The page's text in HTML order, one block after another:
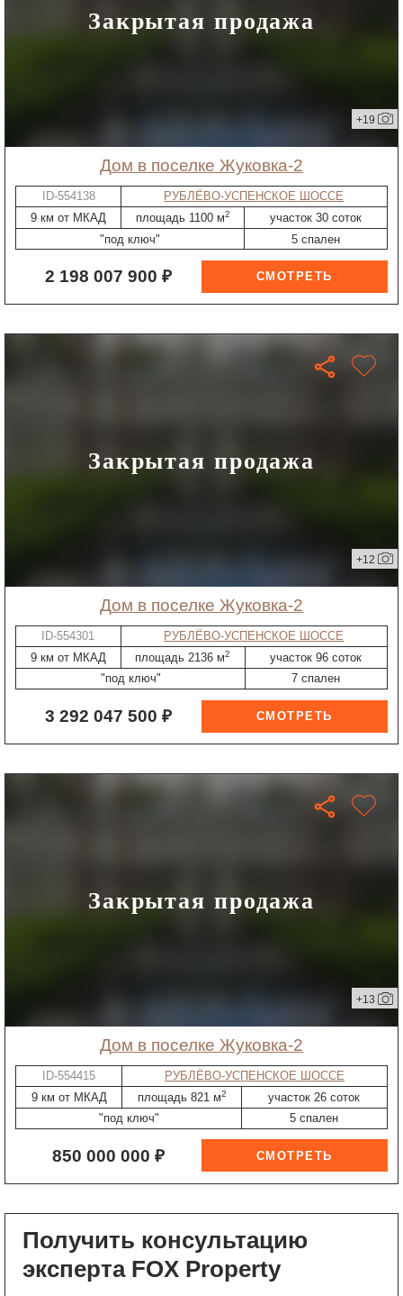
Закрытая продажа
+19
дом в поселке Жуковка-2
ID-554138
РУБЛЁВО-УСПЕНСКОЕ ШОССЕ
9 км от МКАД
площадь 1100 м2
участок 30 соток
"под ключ"
5 спален
2 198 007 900 ₽
Закрытая продажа
+12
дом в поселке Жуковка-2
ID-554301
РУБЛЁВО-УСПЕНСКОЕ ШОССЕ
9 км от МКАД
площадь 2136 м2
участок 96 соток
"под ключ"
7 спален
3 292 047 500 ₽
Закрытая продажа
+13
дом в поселке Жуковка-2
ID-554415
РУБЛЁВО-УСПЕНСКОЕ ШОССЕ
9 км от МКАД
площадь 821 м2
участок 26 соток
"под ключ"
5 спален
850 000 000 ₽
Получить консультацию
эксперта FOX Property